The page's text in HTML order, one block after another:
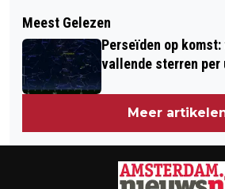
DODE KAT IN
GEVONDEN IN OSDORP
NIEUWE BRUG
AMSTEL STAP
Meest Gelezen
Perseïden op
vallende sterren per
Meer